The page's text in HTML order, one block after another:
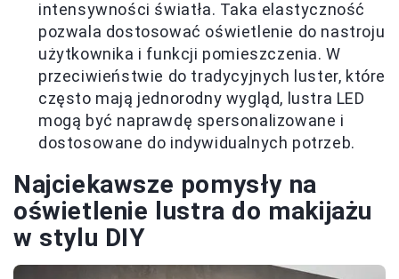
intensywności światła. Taka elastyczność
pozwala dostosować oświetlenie do nastroju
użytkownika i funkcji pomieszczenia. W
przeciwieństwie do tradycyjnych luster, które
często mają jednorodny wygląd, lustra LED
mogą być naprawdę spersonalizowane i
dostosowane do indywidualnych potrzeb.
Najciekawsze pomysły na
oświetlenie lustra do makijażu
w stylu DIY